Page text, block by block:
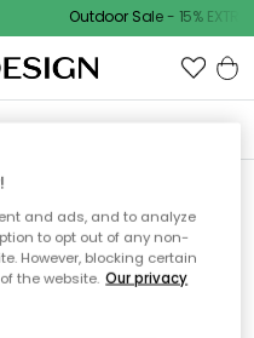
Outdoor Sale - 15%
sidan du
and ads, and to analyze
to opt out of any non-
However, blocking certain
the website. Our privacy